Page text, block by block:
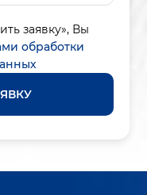
заявку», Вы
обработки